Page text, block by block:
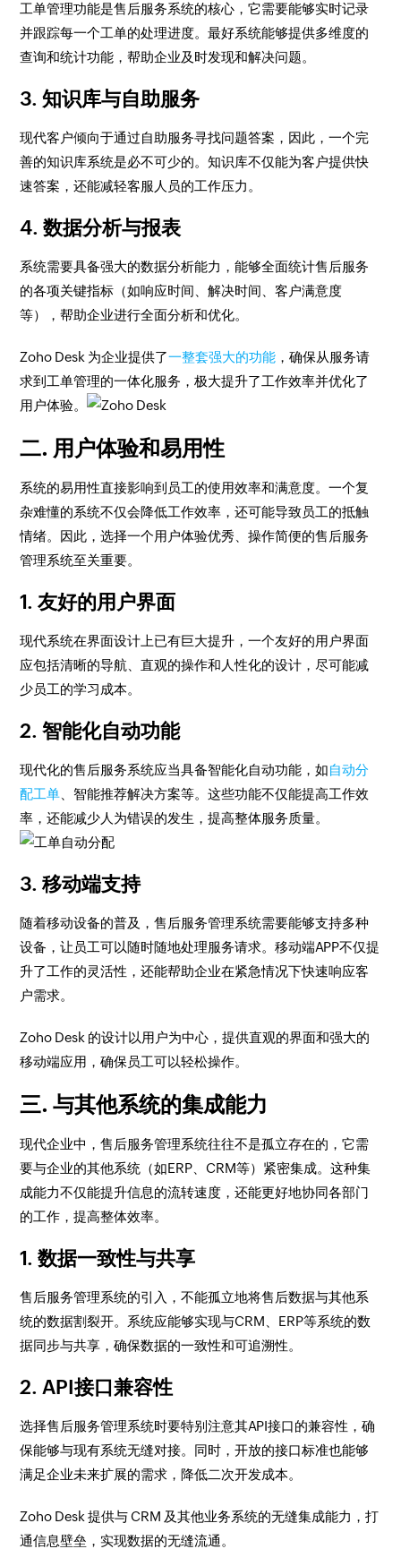
工单管理功能是售后服务系统的核心，它需要能够实时记录
并跟踪每一个工单的处理进度。最好系统能够提供多维度的
查询和统计功能，帮助企业及时发现和解决问题。
3. 知识库与自助服务
现代客户倾向于通过自助服务寻找问题答案，因此，一个完
善的知识库系统是必不可少的。知识库不仅能为客户提供快
速答案，还能减轻客服人员的工作压力。
4. 数据分析与报表
系统需要具备强大的数据分析能力，能够全面统计售后服务
的各项关键指标（如响应时间、解决时间、客户满意度
等），帮助企业进行全面分析和优化。
Zoho Desk 为企业提供了一整套强大的功能 ，确保从服务请
求到工单管理的一体化服务，极大提升了工作效率并优化了
用户体验。
二. 用户体验和易用性
系统的易用性直接影响到员工的使用效率和满意度。一个复
杂难懂的系统不仅会降低工作效率，还可能导致员工的抵触
情绪。因此，选择一个用户体验优秀、操作简便的售后服务
管理系统至关重要。
1. 友好的用户界面
现代系统在界面设计上已有巨大提升，一个友好的用户界面
应包括清晰的导航、直观的操作和人性化的设计，尽可能减
少员工的学习成本。
2. 智能化自动功能
现代化的售后服务系统应当具备智能化自动功能，如自动分
配工单 、智能推荐解决方案等。这些功能不仅能提高工作效
率，还能减少人为错误的发生，提高整体服务质量。
3. 移动端支持
随着移动设备的普及，售后服务管理系统需要能够支持多种
设备，让员工可以随时随地处理服务请求。移动端APP不仅提
升了工作的灵活性，还能帮助企业在紧急情况下快速响应客
户需求。
Zoho Desk 的设计以用户为中心，提供直观的界面和强大的
移动端应用，确保员工可以轻松操作。
三. 与其他系统的集成能力
现代企业中，售后服务管理系统往往不是孤立存在的，它需
要与企业的其他系统（如ERP、CRM等）紧密集成。这种集
成能力不仅能提升信息的流转速度，还能更好地协同各部门
的工作，提高整体效率。
1. 数据一致性与共享
售后服务管理系统的引入，不能孤立地将售后数据与其他系
统的数据割裂开。系统应能够实现与CRM、ERP等系统的数
据同步与共享，确保数据的一致性和可追溯性。
2. API接口兼容性
选择售后服务管理系统时要特别注意其API接口的兼容性，确
保能够与现有系统无缝对接。同时，开放的接口标准也能够
满足企业未来扩展的需求，降低二次开发成本。
Zoho Desk 提供与 CRM 及其他业务系统的无缝集成能力，打
通信息壁垒，实现数据的无缝流通。